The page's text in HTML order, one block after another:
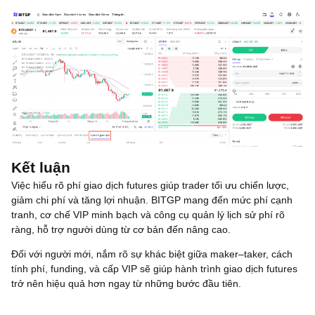
Kết luận
Việc hiểu rõ phí giao dịch futures giúp trader tối ưu chiến lược,
giảm chi phí và tăng lợi nhuận. BITGP mang đến mức phí cạnh
tranh, cơ chế VIP minh bạch và công cụ quản lý lịch sử phí rõ
ràng, hỗ trợ người dùng từ cơ bản đến nâng cao.
Đối với người mới, nắm rõ sự khác biệt giữa maker–taker, cách
tính phí, funding, và cấp VIP sẽ giúp hành trình giao dịch futures
trở nên hiệu quả hơn ngay từ những bước đầu tiên.